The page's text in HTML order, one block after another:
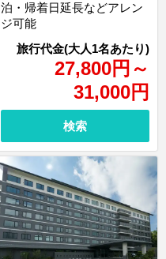
27,800円 ～
31,000円
泊・帰着日延長などアレン
ジ可能
検索